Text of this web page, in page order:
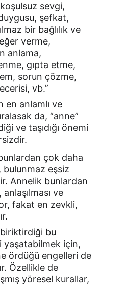
koşulsuz sevgi,
şefkat,
bir bağlılık ve
verme,
anlama,
gıpta etme,
sorun çözme,
vb.”
en anlamlı ve
da, “anne”
ve taşıdığı önemi
çok daha
eşsiz
Annelik bunlardan
ve
fakat en zevkli,
bu
yaşatabilmek için,
ördüğü engelleri de
Özellikle de
yöresel kurallar,